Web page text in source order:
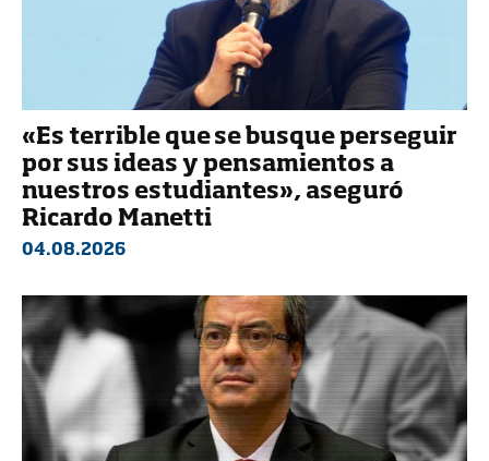
«Es terrible que se busque perseguir
por sus ideas y pensamientos a
nuestros estudiantes», aseguró
Ricardo Manetti
04.08.2026